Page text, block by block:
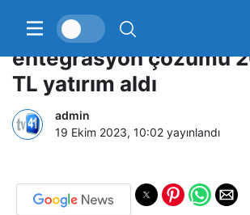
Yapay zeka destekli
entegrasyon çözümü
TL yatırım aldı
admin
19 Ekim 2023, 10:02 yayınlandı